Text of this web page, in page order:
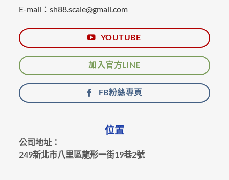
E-mail：sh88.scale@gmail.com
YOUTUBE
加入官方LINE
FB粉絲專頁
位置
公司地址：
249新北市八里區龍形一街19巷2號